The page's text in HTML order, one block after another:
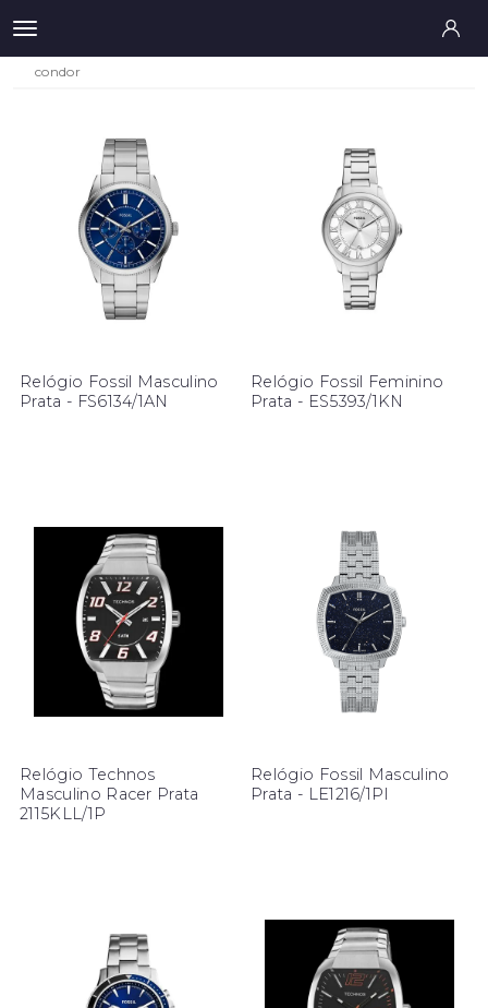
condor
Relógio Fossil Masculino
Prata - FS6134/1AN
Relógio Fossil Feminino
Prata - ES5393/1KN
Relógio Technos
Masculino Racer Prata
2115KLL/1P
Relógio Fossil Masculino
Prata - LE1216/1PI